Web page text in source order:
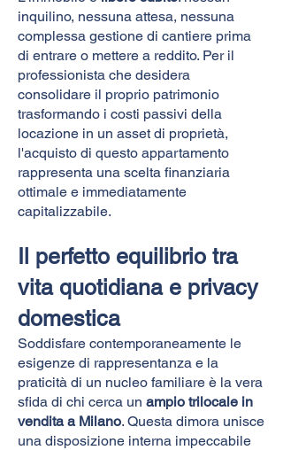
inquilino, nessuna attesa, nessuna
complessa gestione di cantiere prima
di entrare o mettere a reddito. Per il
professionista che desidera
consolidare il proprio patrimonio
trasformando i costi passivi della
locazione in un asset di proprietà,
l'acquisto di questo appartamento
rappresenta una scelta finanziaria
ottimale e immediatamente
capitalizzabile.
Il perfetto equilibrio tra
vita quotidiana e privacy
domestica
Soddisfare contemporaneamente le
esigenze di rappresentanza e la
praticità di un nucleo familiare è la vera
sfida di chi cerca un ampio trilocale in
vendita a Milano. Questa dimora unisce
una disposizione interna impeccabile